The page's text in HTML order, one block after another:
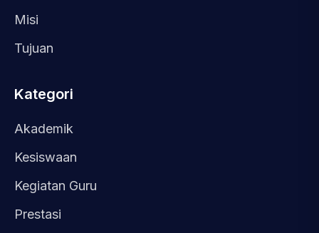
Misi
Tujuan
Kategori
Akademik
Kesiswaan
Kegiatan Guru
Prestasi